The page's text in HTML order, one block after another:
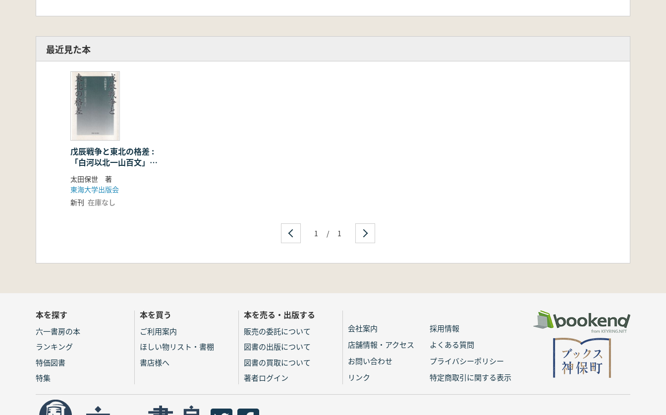
最近見た本
戊辰戦争と東北の格差 :
「白河以北一山百文」を
巡って
太田保世 著
東海大学出版会
新刊 在庫なし
1 / 1
本を探す
六一書房の本
ランキング
特価図書
特集
本を買う
ご利用案内
ほしい物リスト・書棚
書店様へ
本を売る・出版する
販売の委託について
図書の出版について
図書の買取について
著者ログイン
会社案内
採用情報
店舗情報・アクセス
よくある質問
お問い合わせ
プライバシーポリシー
リンク
特定商取引に関する表示